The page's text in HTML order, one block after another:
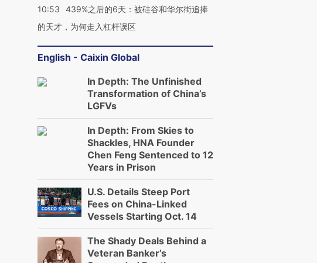
10:53
439%之后的6天：被硅谷和华尔街追捧
的天才，为何走入杠杆误区
English - Caixin Global
In Depth: The Unfinished
Transformation of China’s
LGFVs
In Depth: From Skies to
Shackles, HNA Founder
Chen Feng Sentenced to 12
Years in Prison
U.S. Details Steep Port
Fees on China-Linked
Vessels Starting Oct. 14
The Shady Deals Behind a
Veteran Banker’s